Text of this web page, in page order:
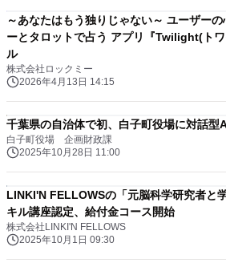
～あなたはもう独りじゃない～ ユーザー
ーとタロットで占う アプリ『Twilight(ト
ル
株式会社ロックミー
2026年4月13日 14:15
千葉県の自治体で初、白子町役場に対話型
白子町役場 企画財政課
2025年10月28日 11:00
LINKI'N FELLOWSの「元脳科学研究者と
キル講座認定、給付金コース開始
株式会社LINKI'N FELLOWS
2025年10月1日 09:30